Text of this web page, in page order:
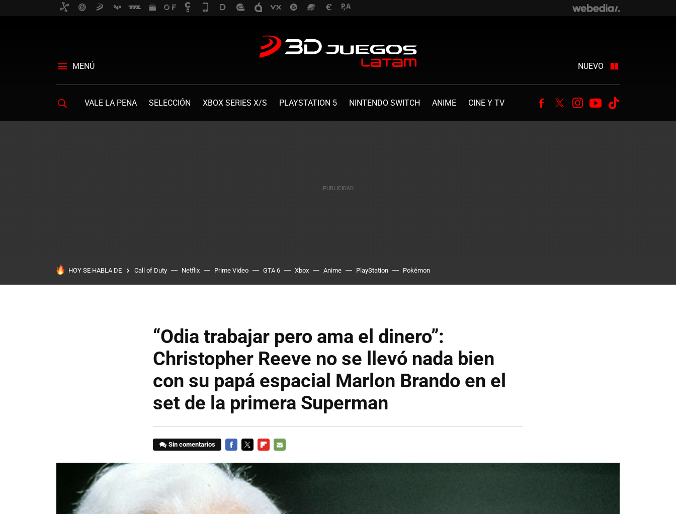
MENÚ NUEVO
VALE LA PENA SELECCIÓN XBOX SERIES X/S PLAYSTATION 5 NINTENDO SWITCH ANIME CINE Y TV Facebook
TwitterInstagram
Youtube
HOY SE HABLA DE Call of Duty Netflix Prime Video GTA 6 Xbox Anime PlayStation Pokémon
“Odia trabajar pero ama el dinero”:
Christopher Reeve no se llevó nada bien
con su papá espacial Marlon Brando en el
set de la primera Superman
Sin comentarios